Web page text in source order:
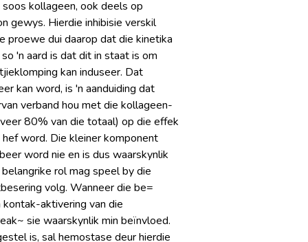
kollageen, ook deels op
gewys. Hierdie inhibisie verskil
proewe dui daarop dat die kinetika
'n aard is dat dit in staat is om
kan induseer. Dat
kan word, is 'n aanduiding dat
verband hou met die kollageen-
80% van die totaal) op die effek
word. Die kleiner komponent
word nie en is dus waarskynlik
rol mag speel by die
volg. Wanneer die be=
aktivering van die
sie waarskynlik min beïnvloed.
is, sal hemostase deur hierdie